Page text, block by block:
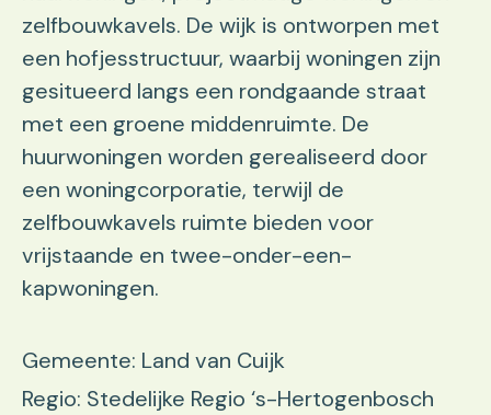
zelfbouwkavels. De wijk is ontworpen met
een hofjesstructuur, waarbij woningen zijn
gesitueerd langs een rondgaande straat
met een groene middenruimte. De
huurwoningen worden gerealiseerd door
een woningcorporatie, terwijl de
zelfbouwkavels ruimte bieden voor
vrijstaande en twee-onder-een-
kapwoningen.
Gemeente: Land van Cuijk
Regio: Stedelijke Regio ‘s-Hertogenbosch